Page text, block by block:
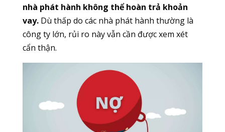
nhà phát hành không thể hoàn trả khoản
vay.Dù thấp do các nhà phát hành thường là
công ty lớn, rủi ro này vẫn cần được xem xét
cẩn thận.